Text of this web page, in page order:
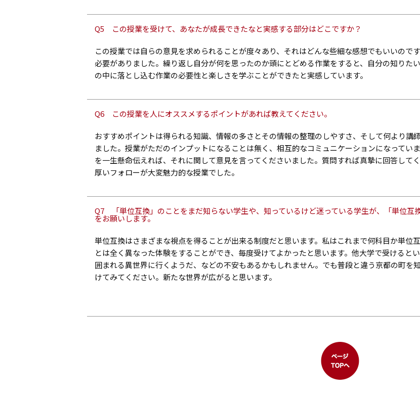
Q5 この授業を受けて、あなたが成長できたなと実感する部分はどこですか？
この授業では自らの意見を求められることが度々あり、それはどんな些細な感想でもいいので
必要がありました。繰り返し自分が何を思ったのか頭にとどめる作業をすると、自分の知りた
の中に落とし込む作業の必要性と楽しさを学ぶことができたと実感しています。
Q6 この授業を人にオススメするポイントがあれば教えてください。
おすすめポイントは得られる知識、情報の多さとその情報の整理のしやすさ、そして何より講
ました。授業がただのインプットになることは無く、相互的なコミュニケーションになってい
を一生懸命伝えれば、それに関して意見を言ってくださいました。質問すれば真摯に回答して
厚いフォローが大変魅力的な授業でした。
Q7 「単位互換」のことをまだ知らない学生や、知っているけど迷っている学生が、「単位互
をお願いします。
単位互換はさまざまな視点を得ることが出来る制度だと思います。私はこれまで何科目か単位
とは全く異なった体験をすることができ、毎度受けてよかったと思います。他大学で受けると
囲まれる異世界に行くようだ、などの不安もあるかもしれません。でも普段と違う京都の町を
けてみてください。新たな世界が広がると思います。